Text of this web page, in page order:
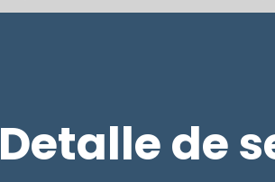
Detalle de